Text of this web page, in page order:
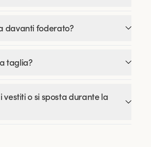
davanti foderato?
taglia?
vestiti o si sposta durante la